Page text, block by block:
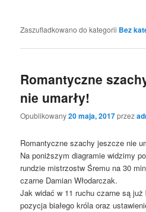
Zaszufladkowano do kategorii Bez
Romantyczne
nie umarły!
Opublikowany20 maja, 2017przez
Romantyczne szachy jeszcze nie
Na poniższym diagramie widzimy
rundzie mistrzostw Śremu na 30
czarne Damian Włodarczak.
Jak widać w 11 ruchu czarne są
pozycja białego króla oraz